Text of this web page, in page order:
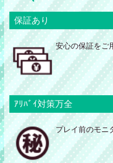
保証あり
安心の保証をご
ｱﾘﾊﾞｲ対策万全
プレイ前のモニ